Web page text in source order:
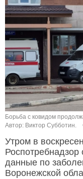
Борьба с ковидом
Автор: Виктор Субботин.
Утром в
данные по
Воронежской